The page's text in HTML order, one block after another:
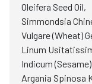
Oleifera Seed Oil,
Simmondsia
Vulgare (Wheat)
Linum
Indicum (Sesame)
Argania Spinosa